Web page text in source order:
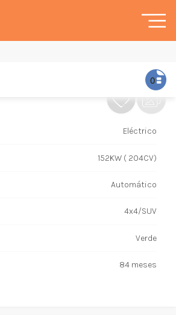
Eléctrico
152KW ( 204CV)
Automático
4x4/SUV
Verde
84 meses